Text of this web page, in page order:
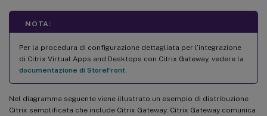
NOTA:
Per la procedura di configurazione dettagliata per l’integrazione
di Citrix Virtual Apps and Desktops con Citrix Gateway, vedere la
documentazione di StoreFront
Nel diagramma seguente viene illustrato un esempio di distribuzione
Citrix semplificata che include Citrix Gateway. Citrix Gateway comunica